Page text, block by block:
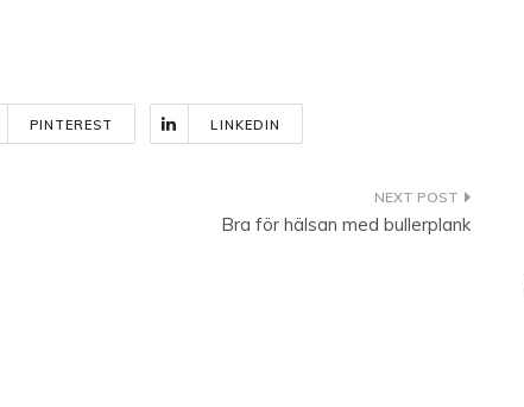
PINTEREST LINKEDIN
Bra för hälsan med bullerplank